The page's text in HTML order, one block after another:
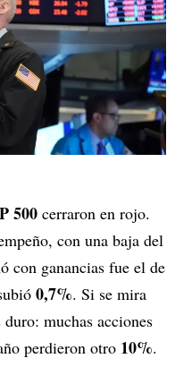
500 cerraron en rojo.
con una baja del
con ganancias fue el de
0,7%. Si se mira
muchas acciones
perdieron otro 10%.